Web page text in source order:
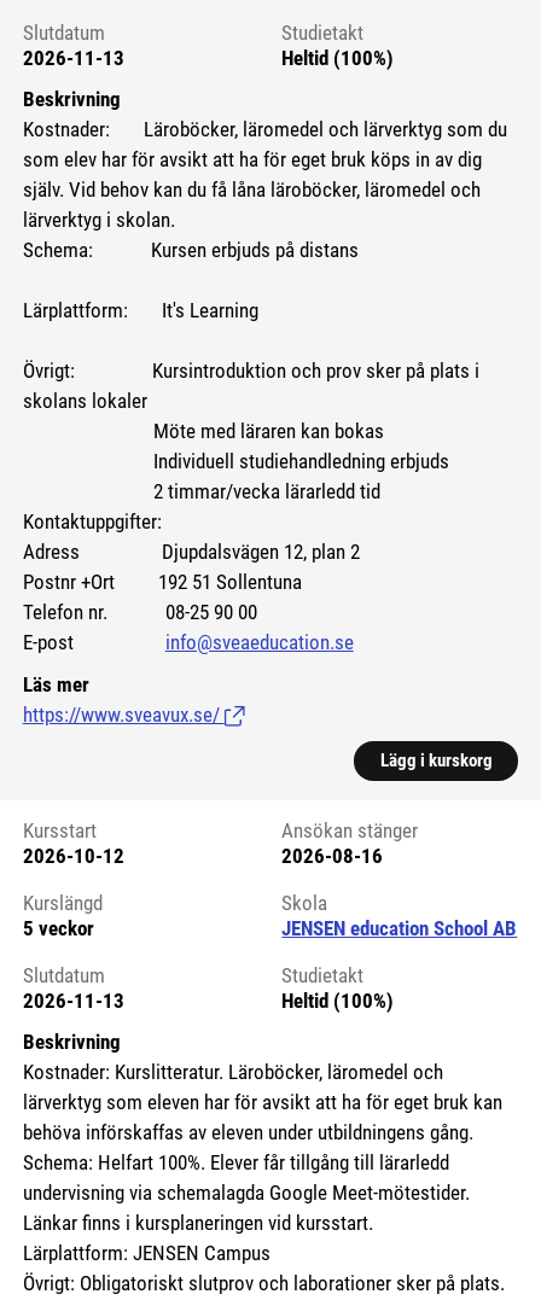
Slutdatum
2026-11-13
Studietakt
Heltid (100%)
Beskrivning
Kostnader: Läroböcker, läromedel och lärverktyg som du
som elev har för avsikt att ha för eget bruk köps in av dig
själv. Vid behov kan du få låna läroböcker, läromedel och
lärverktyg i skolan.
Schema: Kursen erbjuds på distans
Lärplattform: It's Learning
Övrigt: Kursintroduktion och prov sker på plats i
skolans lokaler
Möte med läraren kan bokas
Individuell studiehandledning erbjuds
2 timmar/vecka lärarledd tid
Kontaktuppgifter:
Adress Djupdalsvägen 12, plan 2
Postnr +Ort 192 51 Sollentuna
Telefon nr. 08-25 90 00
E-post info@sveaeducation.se
Läs mer
https://www.sveavux.se/ (Länk till extern sida.)
Lägg i kurskorg
Kursstart 6081234
Kursstart
2026-10-12
Ansökan stänger
2026-08-16
Kurslängd
5 veckor
Skola
JENSEN education School AB
Slutdatum
2026-11-13
Studietakt
Heltid (100%)
Beskrivning
Kostnader: Kurslitteratur. Läroböcker, läromedel och
lärverktyg som eleven har för avsikt att ha för eget bruk kan
behöva införskaffas av eleven under utbildningens gång.
Schema: Helfart 100%. Elever får tillgång till lärarledd
undervisning via schemalagda Google Meet-mötestider.
Länkar finns i kursplaneringen vid kursstart.
Lärplattform: JENSEN Campus
Övrigt: Obligatoriskt slutprov och laborationer sker på plats.